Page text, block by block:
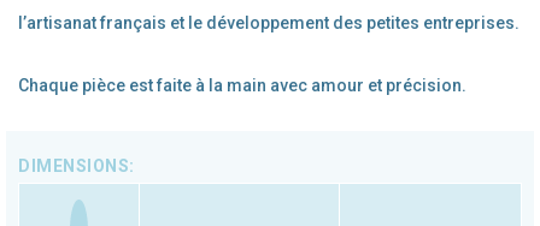
l’artisanat français et le développement des petites entreprises.
Chaque pièce est faite à la main avec amour et précision.